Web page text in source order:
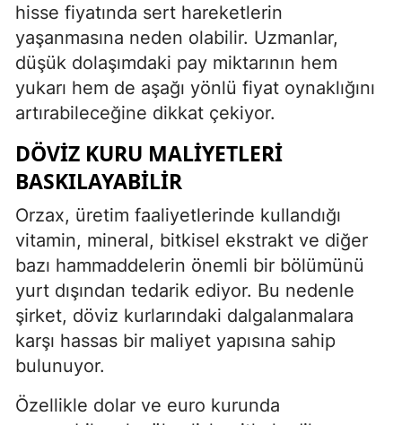
hisse fiyatında sert hareketlerin
yaşanmasına neden olabilir. Uzmanlar,
düşük dolaşımdaki pay miktarının hem
yukarı hem de aşağı yönlü fiyat oynaklığını
artırabileceğine dikkat çekiyor.
DÖVIZ KURU MALIYETLERI
BASKILAYABILIR
Orzax, üretim faaliyetlerinde kullandığı
vitamin, mineral, bitkisel ekstrakt ve diğer
bazı hammaddelerin önemli bir bölümünü
yurt dışından tedarik ediyor. Bu nedenle
şirket, döviz kurlarındaki dalgalanmalara
karşı hassas bir maliyet yapısına sahip
bulunuyor.
Özellikle dolar ve euro kurunda